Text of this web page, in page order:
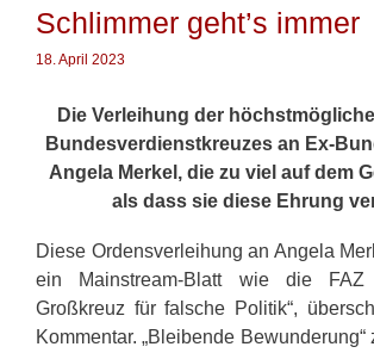
Schlimmer geht’s immer
18. April 2023
Die Verleihung der
Bundesverdienstkreuzes an Ex-
Angela Merkel, die zu viel auf dem
als dass sie diese Ehrung
Diese Ordensverleihung an Angela
ein Mainstream-Blatt wie die FAZ
Großkreuz für falsche Politik“,
Kommentar. „Bleibende Bewunderung“